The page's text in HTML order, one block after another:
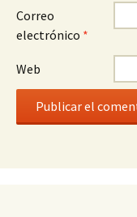
Correo
electrónico *
Web